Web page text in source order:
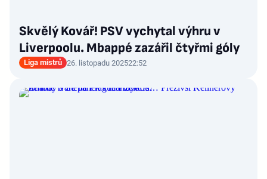
Skvělý Kovář! PSV vychytal výhru v
Liverpoolu. Mbappé zazářil čtyřmi góly
Liga mistrů 26. listopadu 202522:52